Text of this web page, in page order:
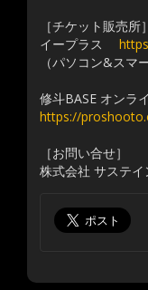
［チケット販売所］
イープラス
（パソコン&スマ
修斗BASE オンラ
https://
［お問い合せ］
株式会社 サステ